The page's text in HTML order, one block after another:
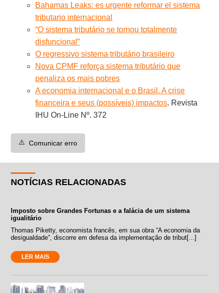
Bahamas Leaks: es urgente reformar el sistema
tributario internacional
“O sistema tributário se tornou totalmente
disfuncional”
O regressivo sistema tributário brasileiro
Nova CPMF reforça sistema tributário que
penaliza os mais pobres
A economia internacional e o Brasil. A crise
financeira e seus (possíveis) impactos. Revista
IHU On-Line Nº. 372
⚠️ Comunicar erro
NOTÍCIAS RELACIONADAS
Imposto sobre Grandes Fortunas e a falácia de um sistema
igualitário
Thomas Piketty, economista francês, em sua obra “A economia da
desigualdade”, discorre em defesa da implementação de tribut[...]
LER MAIS